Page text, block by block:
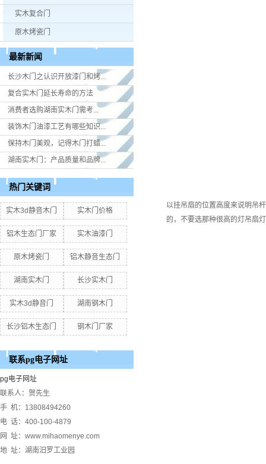
实木复合门
原木烤瓷门
最新新闻
长沙木门之认识开放漆门和烤...
复合实木门延长寿命的方法
消费者选购湖南实木门​需考...
装饰木门油漆工艺有哪些知识...
保持木门美观，记得木门打蜡...
湖南实木门：产品质量和品牌...
热门关键词
实木3d静音木门 实木门价格
铝木生态门厂家 实木油漆门
原木烤瓷门 铝木静音生态门
湖南实木门 长沙实木门
实木3d静音门 湖南钢木门
长沙铝木生态门 钢木门厂家
联系pg电子网址
pg电子网址
联系人：贺先生
手 机：13808494260
电 话：400-100-4879
网 址：www.mihaomenye.com
地 址：湖南汨罗工业园
以挂吊扇的位置高度来说明吊
的，不要选那种很高的灯吊扇